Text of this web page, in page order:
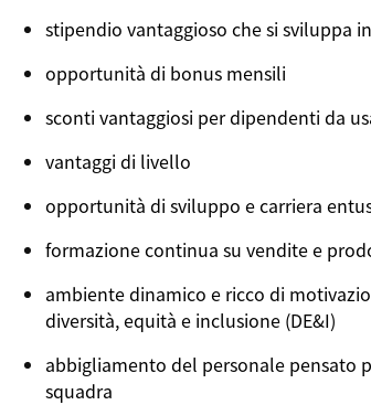
stipendio vantaggioso che si sviluppa
opportunità di bonus mensili
sconti vantaggiosi per dipendenti da
vantaggi di livello
opportunità di sviluppo e carriera
formazione continua su vendite e
ambiente dinamico e ricco di
diversità, equità e inclusione (DE&I)
abbigliamento del personale pensato
squadra